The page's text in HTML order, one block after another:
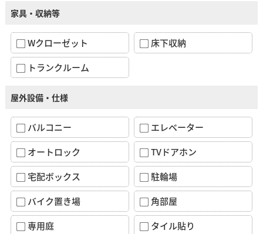
家具・収納等
Wクローゼット
床下収納
トランクルーム
屋外設備・仕様
バルコニー
エレベーター
オートロック
TVドアホン
宅配ボックス
駐輪場
バイク置き場
角部屋
専用庭
タイル貼り